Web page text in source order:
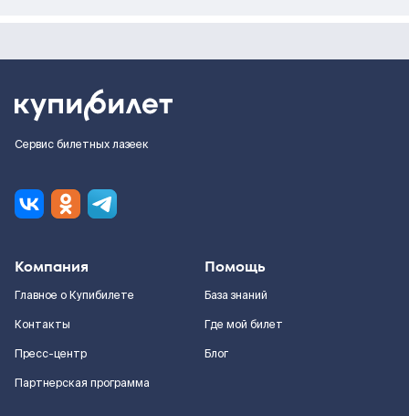
Сервис билетных лазеек
Компания
Главное о Купибилете
Контакты
Пресс-центр
Партнерская программа
Помощь
База знаний
Где мой билет
Блог